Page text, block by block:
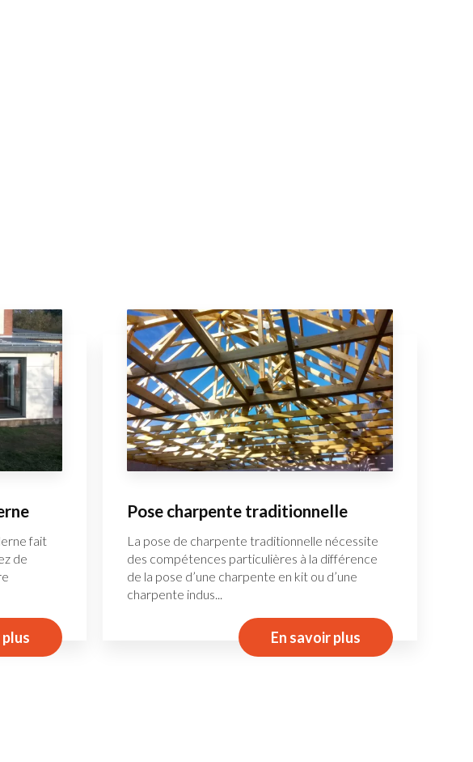
fait
de
Pose charpente traditionnelle
La pose de charpente traditionnelle nécessite
des compétences particulières à la différence
de la pose d’une charpente en kit ou d’une
charpente indus...
En savoir plus